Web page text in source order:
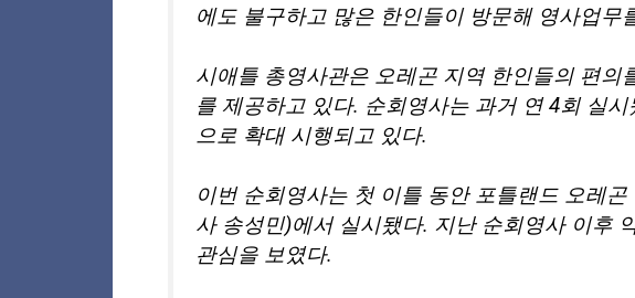
에도 불구하고 많은 한인들이 방문해 영사업무
시애틀 총영사관은 오레곤 지역 한인들의 편의
를 제공하고 있다. 순회영사는 과거 연 4회 실
으로 확대 시행되고 있다.
이번 순회영사는 첫 이틀 동안 포틀랜드 오레
사 송성민)에서 실시됐다. 지난 순회영사 이후
관심을 보였다.